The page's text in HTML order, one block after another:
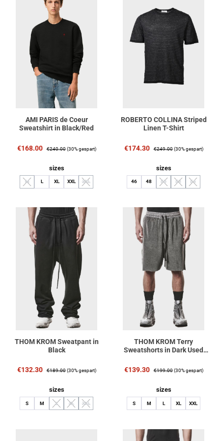
AMI PARIS de Coeur
Sweatshirt in Black/Red
Verkaufspreis:
€168.00 Regulärer Preis:
€240.00 (30% gespart)
sizesauswählen
M
(Diese Option ist zurzeit nicht verfügbar.)
L XL XXL 3XL
(Diese Option ist zurzeit nicht verfügbar.)
ROBERTO COLLINA Striped
Linen T-Shirt
Verkaufspreis:
€174.30 Regulärer Preis:
€249.00 (30% gespart)
sizesauswählen
46 48 50
(Diese Option ist zurzeit
52
(Diese Option ist
54
(Diese
THOM KROM Sweatpant in
Black
Verkaufspreis:
€132.30 Regulärer Preis:
€189.00 (30% gespart)
sizesauswählen
S M L
(Diese Option ist zurzeit nicht verfügbar.)
XL
(Diese Option ist zurzeit nicht verfügbar.)
XXL
(Diese Option ist zurzeit nicht verfügbar.)
THOM KROM Terry
Sweatshorts in Dark Used
Verkaufspreis:
€139.30 Regulärer Preis:
€199.00 (30% gespart)
sizesauswählen
S M L XL XXL